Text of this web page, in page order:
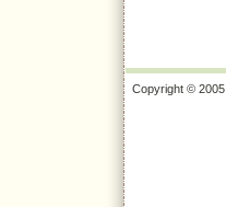
Copyright © 2005